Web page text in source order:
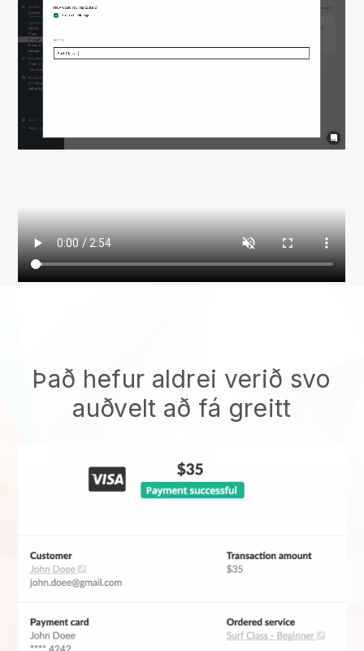
Það hefur aldrei verið svo
auðvelt að fá greitt